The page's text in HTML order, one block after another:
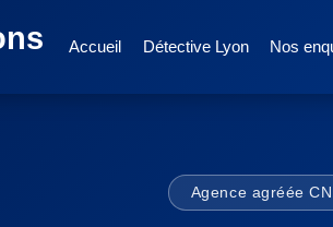
Accueil Détective Lyon Nos
Agence agréée